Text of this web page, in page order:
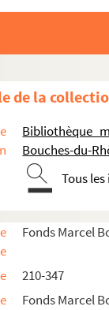
de la
Bibliothèque
Bouches-du-
Tous
Fonds Marcel
210-347
Fonds Marcel